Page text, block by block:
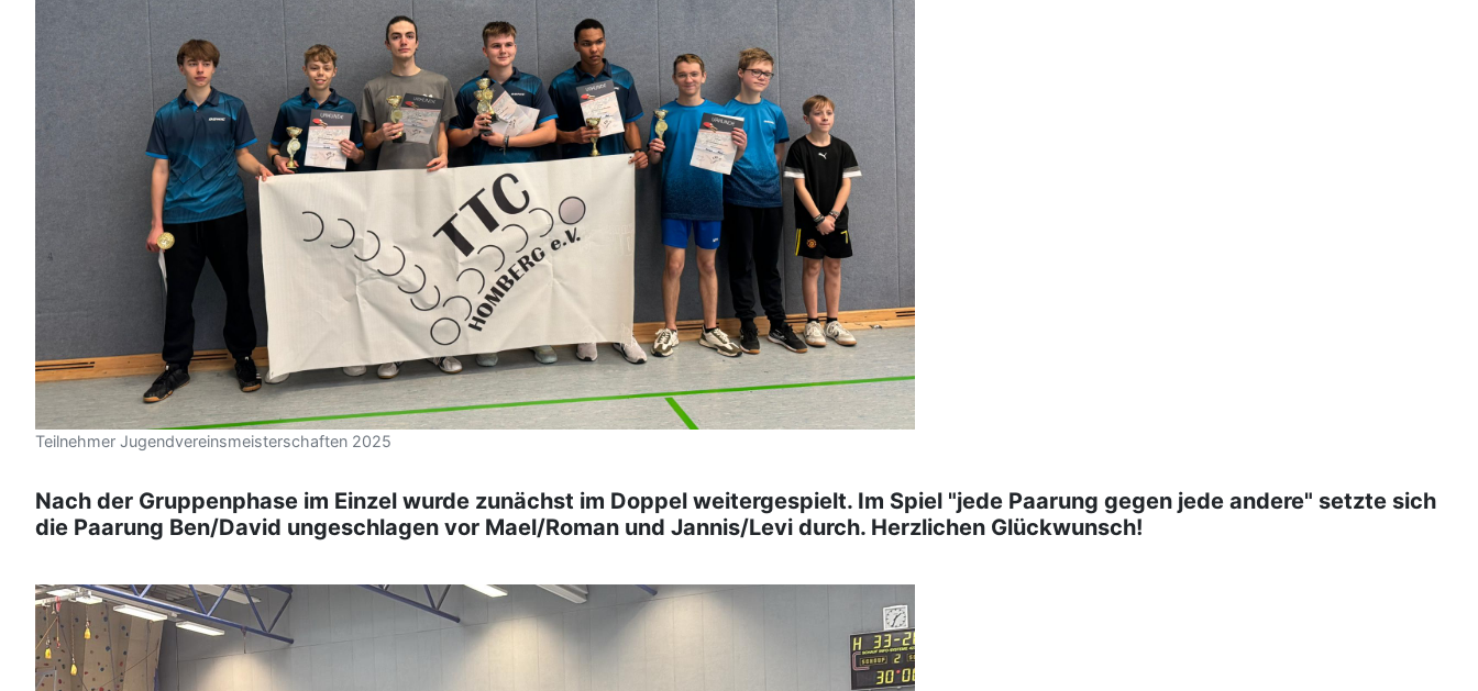
Teilnehmer Jugendvereinsmeisterschaften 2025
Nach der Gruppenphase im Einzel wurde zunächst im Doppel weitergespielt. Im Spiel "jede Paarung gegen jede andere" setzte sich
die Paarung Ben/David ungeschlagen vor Mael/Roman und Jannis/Levi durch. Herzlichen Glückwunsch!